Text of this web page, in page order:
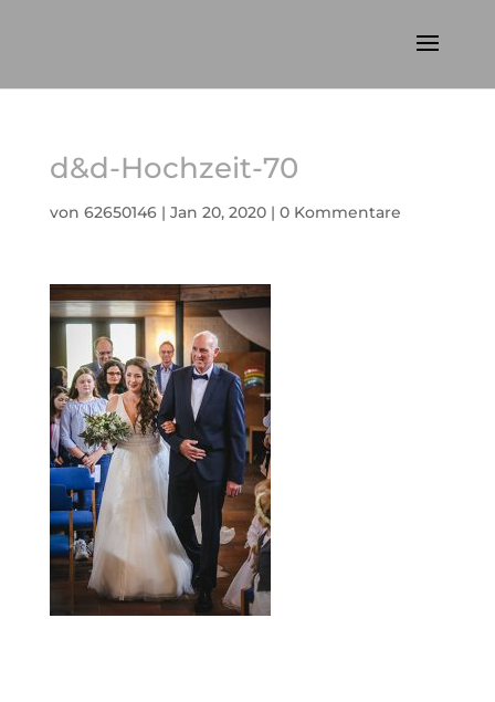
d&d-Hochzeit-70
von 62650146| Jan 20, 2020| 0 Kommentare